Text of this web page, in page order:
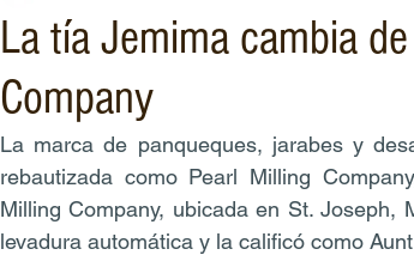
La tía Jemima cambia
Company
La marca de panqueques, jarabes y
rebautizada como Pearl Milling
Milling Company, ubicada en St. Joseph,
levadura automática y la calificó como